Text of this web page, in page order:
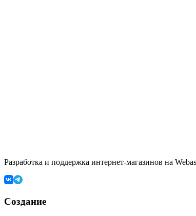
Разработка и поддержка интернет-магазинов на
Создание